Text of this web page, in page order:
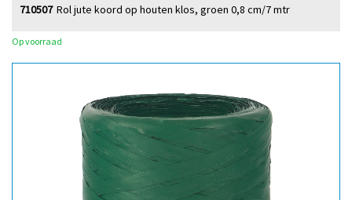
Rol jute koord op houten klos, groen 0,8 cm/7 mtr
710507
Op voorraad